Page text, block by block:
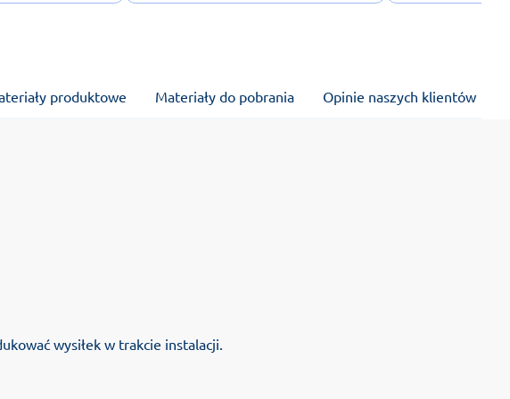
produktowe Materiały do pobrania Opinie naszych klientów
wysiłek w trakcie instalacji.